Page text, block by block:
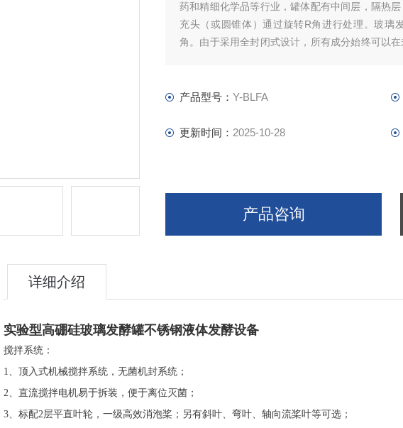
药和精细化学品等行业，罐体配有中间层，隔热
充头（或圆锥体）通过旋转R角进行处理。玻璃
角。由于采用全封闭式设计，所有成分始终可以
产品型号： Y-BLFA
更新时间： 2025-10-28
产品咨询
详细介绍
实验型高硼硅玻璃发酵罐不锈钢液体发酵设备
搅拌系统：
1、顶入式机械搅拌系统，无菌机封系统；
2、直流搅拌电机易于拆装，便于离位灭菌 ；
3、标配2层平直叶轮，一级高效消泡桨；另有斜叶、弯叶、轴向流桨叶等可选；